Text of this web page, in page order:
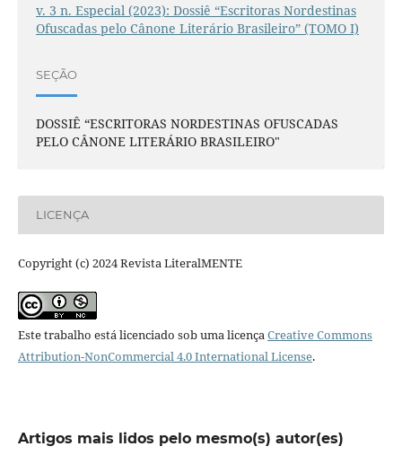
v. 3 n. Especial (2023): Dossiê “Escritoras Nordestinas
Ofuscadas pelo Cânone Literário Brasileiro” (TOMO I)
SEÇÃO
DOSSIÊ “ESCRITORAS NORDESTINAS OFUSCADAS
PELO CÂNONE LITERÁRIO BRASILEIRO"
LICENÇA
Copyright (c) 2024 Revista LiteralMENTE
Este trabalho está licenciado sob uma licençaCreative Commons
Attribution-NonCommercial 4.0 International License.
Artigos mais lidos pelo mesmo(s) autor(es)